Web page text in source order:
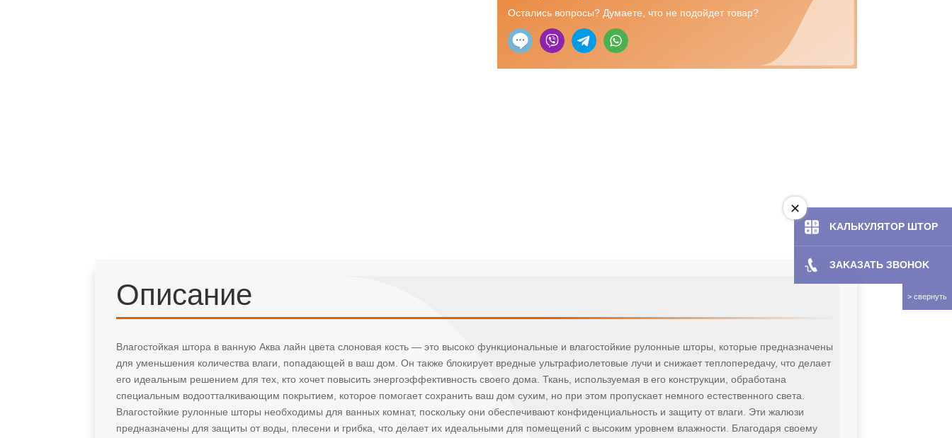
слоновая
кость
Остались вопросы? Думаете, что не подойдет товар?
Описание
Влагостойкая штора в ванную Аква лайн цвета слоновая кость — это высоко функциональные и влагостойкие рулонные шторы, которые предназначены
для уменьшения количества влаги, попадающей в ваш дом. Он также блокирует вредные ультрафиолетовые лучи и снижает теплопередачу, что делает
его идеальным решением для тех, кто хочет повысить энергоэффективность своего дома. Ткань, используемая в его конструкции, обработана
специальным водоотталкивающим покрытием, которое помогает сохранить ваш дом сухим, но при этом пропускает немного естественного света.
Влагостойкие рулонные шторы необходимы для ванных комнат, поскольку они обеспечивают конфиденциальность и защиту от влаги. Эти жалюзи
предназначены для защиты от воды, плесени и грибка, что делает их идеальными для помещений с высоким уровнем влажности. Благодаря своему
KAЛЬКУЛЯТOP ШТОР
ЗAKAЗATЬ ЗBOHOK